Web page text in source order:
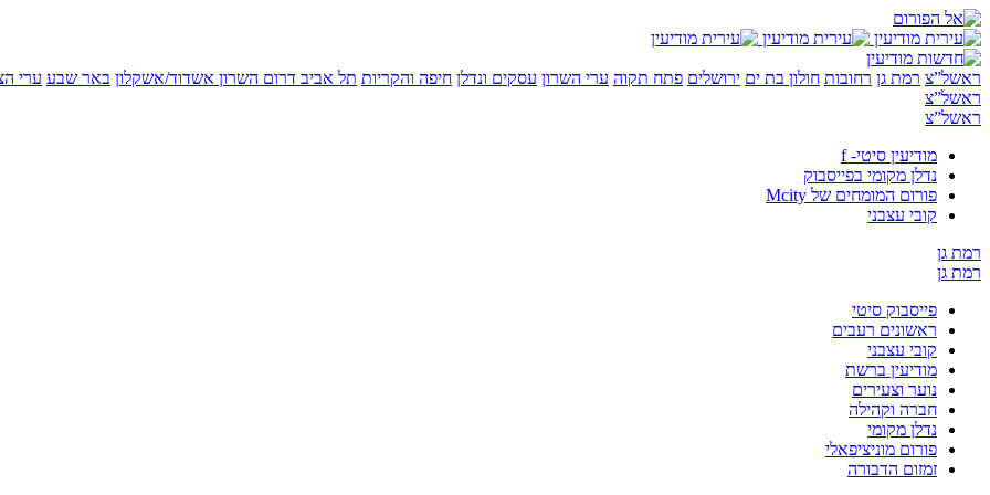
ראשל”צ רמת גן רחובות חולון בת ים ירושלים פתח תקוה ערי השרון עסקים ונדלן חיפה והקריות תל אביב דרום השרון אשדוד/אשקלון באר שבע ערי
ראשל”צ
ראשל”צ
מודיעין סיטי- f
נדלן מקומי בפייסבוק
פורום המומחים של Mcity
קובי עצבני
רמת גן
רמת גן
פייסבוק סיטי
ראשונים רעבים
קובי עצבני
מודיעין ברשת
נוער וצעירים
חברה וקהילה
נדלן מקומי
פורום מוניציפאלי
זמזום הדבורה